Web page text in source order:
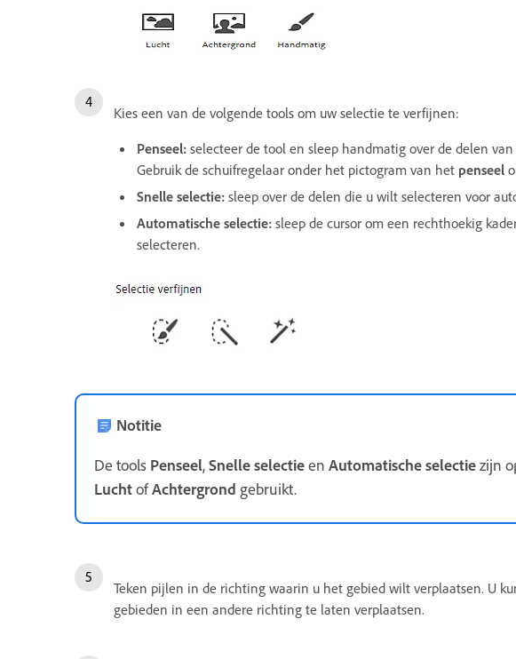
Kies een van de volgende tools om uw selectie te verfijnen:
Penseel: selecteer de tool en sleep handmatig over de delen
Gebruik de schuifregelaar onder het pictogram van het penseel
Snelle selectie: sleep over de delen die u wilt selecteren voor
Automatische selectie: sleep de cursor om een rechthoekig
selecteren.
Notitie
De tools Penseel,Snelle selectieen Automatische selectiezijn
LuchtofAchtergrond gebruikt.
Teken pijlen in de richting waarin u het gebied wilt verplaatsen. U
gebieden in een andere richting te laten verplaatsen.